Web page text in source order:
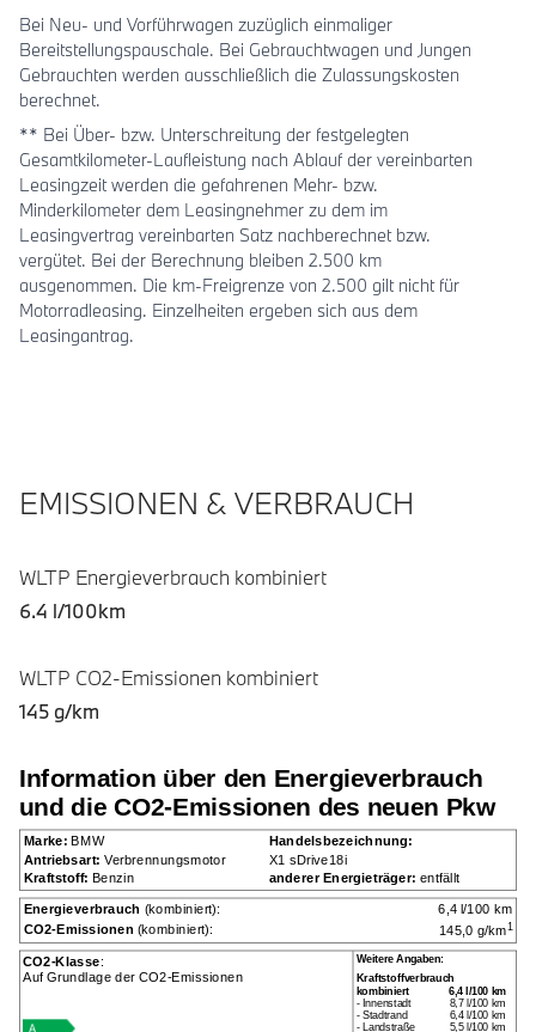
Bei Neu- und Vorführwagen zuzüglich einmaliger
Bereitstellungspauschale. Bei Gebrauchtwagen und Jungen
Gebrauchten werden ausschließlich die Zulassungskosten
berechnet.
** Bei Über- bzw. Unterschreitung der festgelegten
Gesamtkilometer-Laufleistung nach Ablauf der vereinbarten
Leasingzeit werden die gefahrenen Mehr- bzw.
Minderkilometer dem Leasingnehmer zu dem im
Leasingvertrag vereinbarten Satz nachberechnet bzw.
vergütet. Bei der Berechnung bleiben 2.500 km
ausgenommen. Die km-Freigrenze von 2.500 gilt nicht für
Motorradleasing. Einzelheiten ergeben sich aus dem
Leasingantrag.
EMISSIONEN & VERBRAUCH
WLTP Energieverbrauch kombiniert
6.4 l/100km
WLTP CO2-Emissionen kombiniert
145 g/km